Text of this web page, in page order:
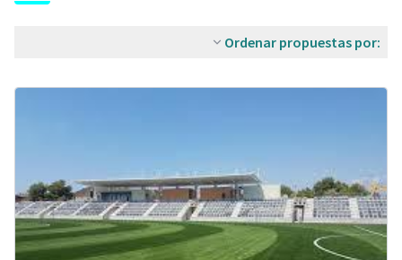
Ordenar propuestas por: